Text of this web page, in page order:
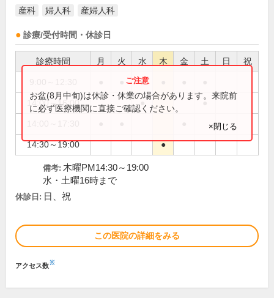
産科 婦人科 産婦人科
診療/受付時間・休診日
診療時間 月 火 水 木 金 土 日 祝
●
14:00～16:00 ● ●
14:30～19:00 ●
お盆(8月中旬)は休診・休業の場合があります。来院前
に必ず医療機関に直接ご確認ください。
×閉じる
備考: 木曜PM14:30～19:00
水・土曜16時まで
休診日: 日、祝
この医院の詳細をみる
アクセス数※